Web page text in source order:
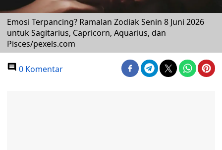
Emosi Terpancing? Ramalan Zodiak Senin 8 Juni 2026
untuk Sagitarius, Capricorn, Aquarius, dan
Pisces/pexels.com
0 Komentar